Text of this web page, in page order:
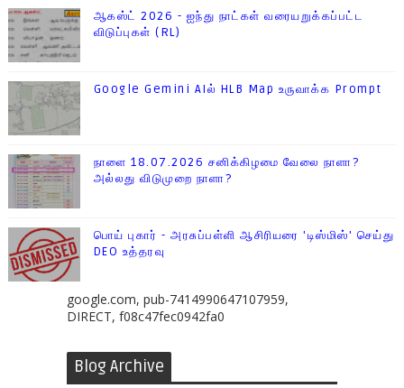
ஆகஸ்ட் 2026 - ஐந்து நாட்கள் வரையறுக்கப்பட்ட
விடுப்புகள் (RL)
Google Gemini AIல் HLB Map உருவாக்க Prompt
நாளை 18.07.2026 சனிக்கிழமை வேலை நாளா?
அல்லது விடுமுறை நாளா?
பொய் புகார் - அரசுப்பள்ளி ஆசிரியரை 'டிஸ்மிஸ்' செய்து
DEO உத்தரவு
google.com, pub-7414990647107959,
DIRECT, f08c47fec0942fa0
Blog Archive